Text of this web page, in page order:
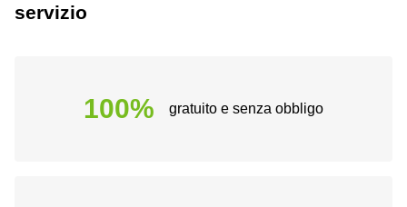
servizio
100% gratuito e senza obbligo